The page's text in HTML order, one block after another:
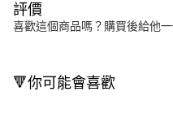
評價
喜歡這個商品嗎？購買後給他
🔻你可能會喜歡